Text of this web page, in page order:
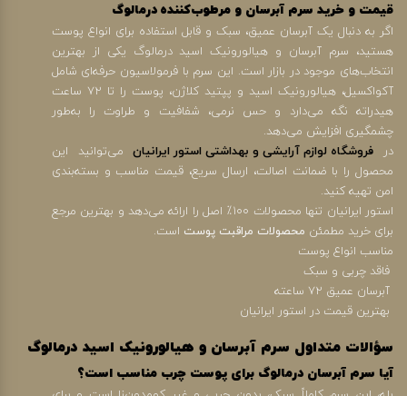
قیمت و خرید سرم آبرسان و مرطوب‌کننده درمالوگ
اگر به دنبال یک آبرسان عمیق، سبک و قابل استفاده برای انواع پوست
هستید، سرم آبرسان و هیالورونیک اسید درمالوگ یکی از بهترین
انتخاب‌های موجود در بازار است. این سرم با فرمولاسیون حرفه‌ای شامل
آکواکسیل، هیالورونیک اسید و پپتید کلاژن، پوست را تا ۷۲ ساعت
هیدراته نگه می‌دارد و حس نرمی، شفافیت و طراوت را به‌طور
چشمگیری افزایش می‌دهد.
در فروشگاه لوازم آرایشی و بهداشتی استور ایرانیانمی‌توانید این
محصول را با ضمانت اصالت، ارسال سریع، قیمت مناسب و بسته‌بندی
امن تهیه کنید.
استور ایرانیان تنها محصولات 100٪ اصل را ارائه می‌دهد و بهترین مرجع
برای خرید مطمئن محصولات مراقبت پوست است.
مناسب انواع پوست
فاقد چربی و سبک
آبرسان عمیق ۷۲ ساعته
بهترین قیمت در استور ایرانیان
سؤالات متداول سرم آبرسان و هیالورونیک اسید درمالوگ
آیا سرم آبرسان درمالوگ برای پوست چرب مناسب است؟